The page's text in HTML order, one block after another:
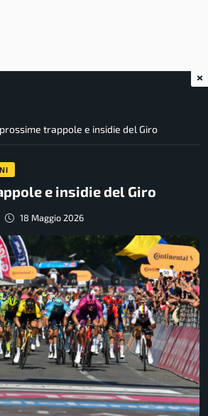
trappole e insidie del Giro
e insidie del Giro
18 Maggio 2026
×